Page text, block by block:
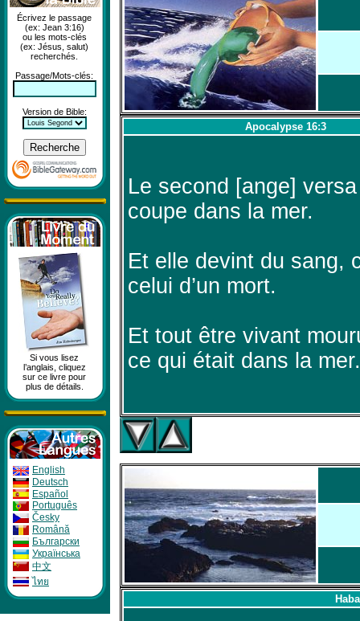
Écrivez le passage
(ex: Jean 3:16)
ou les mots-clés
(ex: Jésus, salut)
recherchés.
Passage/Mots-clés:
Version de Bible:
Si vous lisez
l’anglais, cliquez
sur ce livre pour
plus de détails.
English
Deutsch
Español
Português
Česky
Română
Бългapcки
Укpaïнcькa
中文
ไทย
Apocalypse 16:3
Le second [ange]
coupe dans la mer.
Et elle devint du sang,
celui d’un mort.
Et tout être vivant
ce qui était dans la mer.